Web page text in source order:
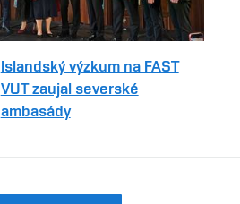
Islandský výzkum na FAST
VUT zaujal severské
ambasády